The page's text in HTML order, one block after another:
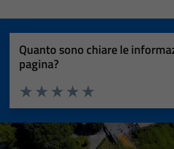
Quanto sono chiare le
pagina?
Valuta 5 stelle su 5
Valuta 4 stelle su 5
Valuta 3 stelle su 5
Valuta 2 stelle su 5
Valuta 1 stelle su 5